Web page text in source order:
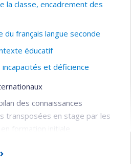
la classe, encadrement des
du français langue seconde
éducatif
incapacités et déficience
des connaissances
transposées en stage par les
formation initiale
du concept de consigne
en français langue seconde